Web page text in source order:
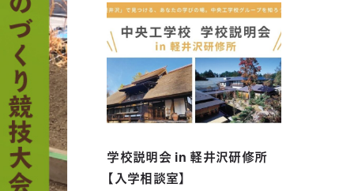
学校説明会 in 軽井沢研修所
【入学相談室】